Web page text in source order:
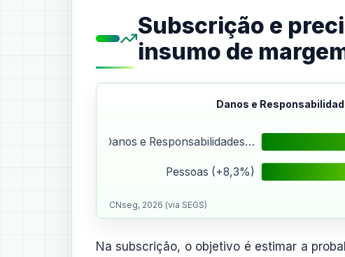
Subscrição e
insumo de
Danos e
Danos e Responsabilidades…
Pessoas (+8,3%)
CNseg, 2026 (via SEGS)
Na subscrição, o objetivo é estimar a